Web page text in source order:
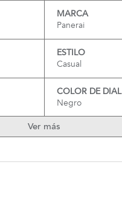
MARCA
Panerai
ESTILO
Casual
COLOR DE DIAL
Negro
Ver más